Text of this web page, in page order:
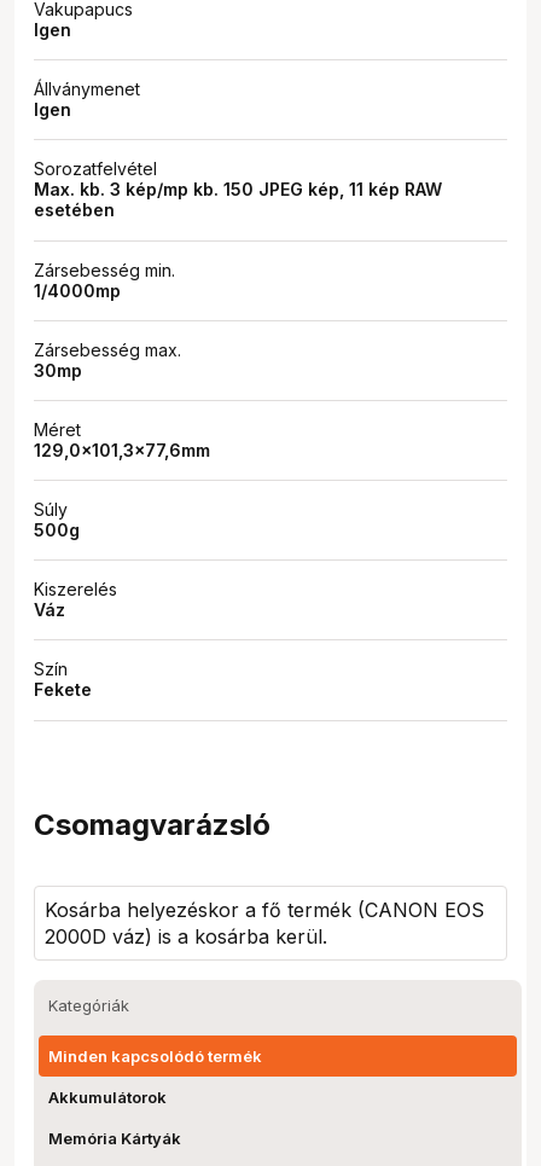
Vakupapucs
Igen
Állványmenet
Igen
Sorozatfelvétel
Max. kb. 3 kép/mp kb. 150 JPEG kép, 11 kép RAW
esetében
Zársebesség min.
1/4000mp
Zársebesség max.
30mp
Méret
129,0×101,3×77,6mm
Súly
500g
Kiszerelés
Váz
Szín
Fekete
Csomagvarázsló
Kosárba helyezéskor a fő termék (CANON EOS
2000D váz) is a kosárba kerül.
Kategóriák
Minden kapcsolódó termék
Akkumulátorok
Memória Kártyák